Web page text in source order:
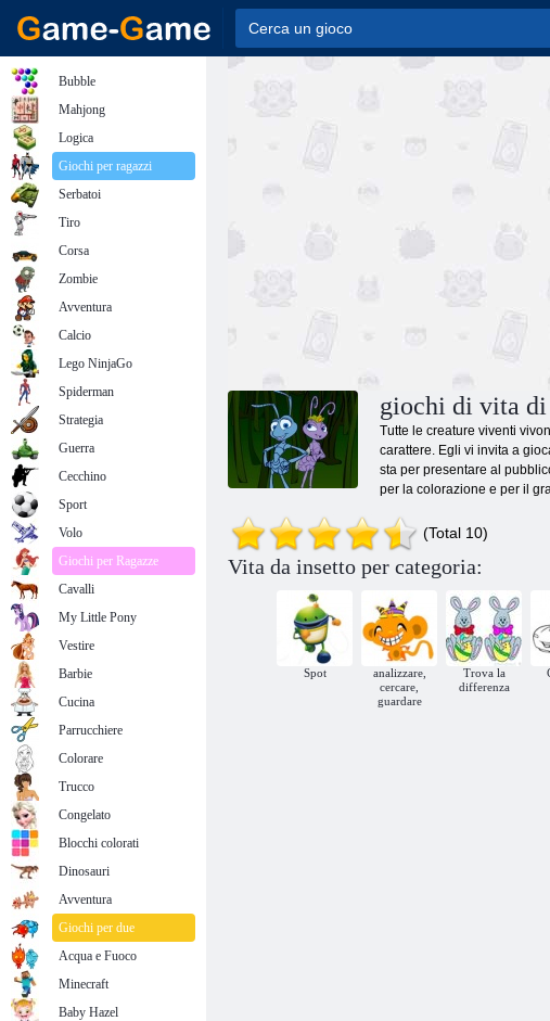
giochi di vita di
Tutte le creature viventi
carattere. Egli vi invita a
sta per presentare al
per la colorazione e per il
(Total 10)
Vita da insetto per categoria:
Spot
analizzare,
cercare,
guardare
Trova la
differenza
Bubble
Mahjong
Logica
Giochi per ragazzi
Serbatoi
Tiro
Corsa
Zombie
Avventura
Calcio
Lego NinjaGo
Spiderman
Strategia
Guerra
Cecchino
Sport
Volo
Giochi per Ragazze
Cavalli
My Little Pony
Vestire
Barbie
Cucina
Parrucchiere
Colorare
Trucco
Congelato
Blocchi colorati
Dinosauri
Avventura
Giochi per due
Acqua e Fuoco
Minecraft
Baby Hazel